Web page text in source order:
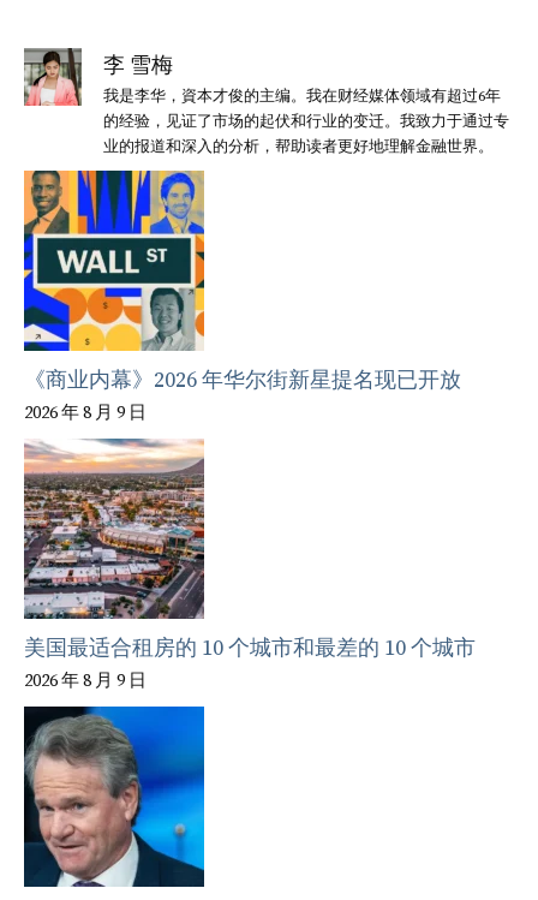
李 雪梅
我是李华，資本才俊的主编。我在财经媒体领域有超过6年
的经验，见证了市场的起伏和行业的变迁。我致力于通过专
业的报道和深入的分析，帮助读者更好地理解金融世界。
《商业内幕》2026 年华尔街新星提名现已开放
2026 年 8 月 9 日
美国最适合租房的 10 个城市和最差的 10 个城市
2026 年 8 月 9 日